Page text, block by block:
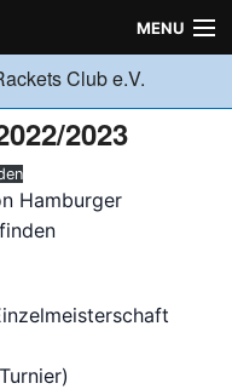
MENU
Club e.V.
2023
Hamburger